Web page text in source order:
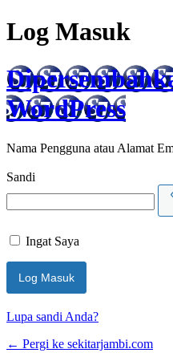
Log Masuk
WordPress
Nama Pengguna atau Alamat
Sandi
Ingat Saya
Lupa sandi Anda?
← Pergi ke sekitarjambi.com